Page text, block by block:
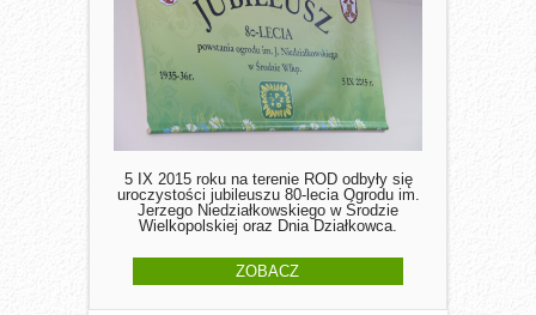
5 IX 2015 roku na terenie ROD odbyły się
uroczystości jubileuszu 80-lecia Ogrodu im.
Jerzego Niedziałkowskiego w Środzie
Wielkopolskiej oraz Dnia Działkowca.
ZOBACZ